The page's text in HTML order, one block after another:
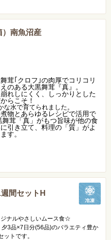
）南魚沼産
茸｢クロフ｣の肉厚でコリコリ
のある大黒舞茸『真』。
れしにくく、しっかりとした
らこそ！
な水で育てられました。
物とあらゆるレシピで活用で
舞茸「真」がもつ旨味が他の食
引き立て、料理の「質」がよ
す。
間セットH
ナルやさしいムース食☆
3品×7日分(56品)のバラエティ豊か
ットです。